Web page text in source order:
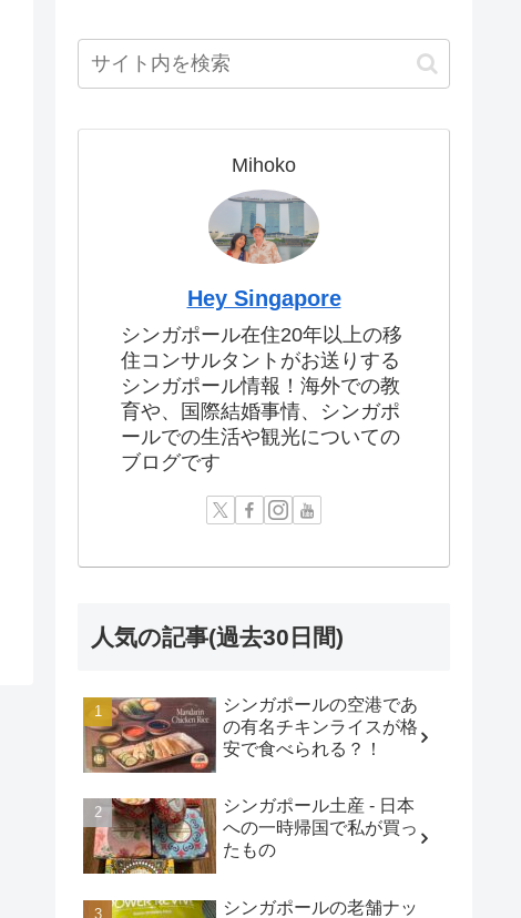
Mihoko
Hey Singapore
シンガポール在住20年以上の移
住コンサルタントがお送りする
シンガポール情報！海外での教
育や、国際結婚事情、シンガポ
ールでの生活や観光についての
ブログです
人気の記事(過去30日間)
シンガポールの空港であ
の有名チキンライスが格
安で食べられる？！
シンガポール土産 - 日本
への一時帰国で私が買っ
たもの
シンガポールの老舗ナッ